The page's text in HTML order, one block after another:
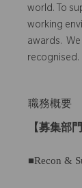
world. To
working
awards.
recognised.
職務概要
【募集部
■Recon &